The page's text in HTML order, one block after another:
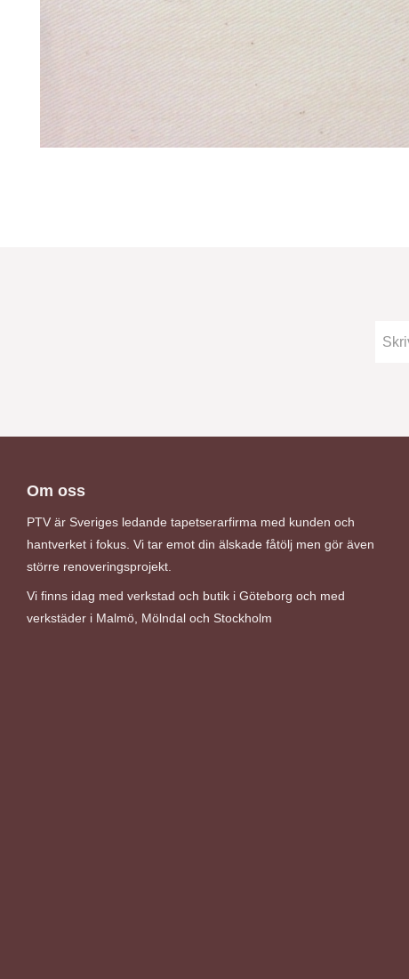
Om oss
PTV är Sveriges ledande tapetserarfirma med kunden och
hantverket i fokus. Vi tar emot din älskade fåtölj men gör även
större renoveringsprojekt.
Vi finns idag med verkstad och butik i Göteborg och med
verkstäder i Malmö, Mölndal och Stockholm